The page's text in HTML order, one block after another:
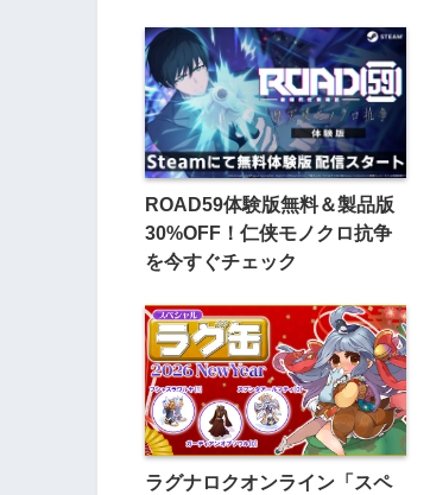
ROAD59体験版無料＆製品版
30%OFF！仁侠モノクロ抗争
を今すぐチェック
ラグナロクオンライン「スペ